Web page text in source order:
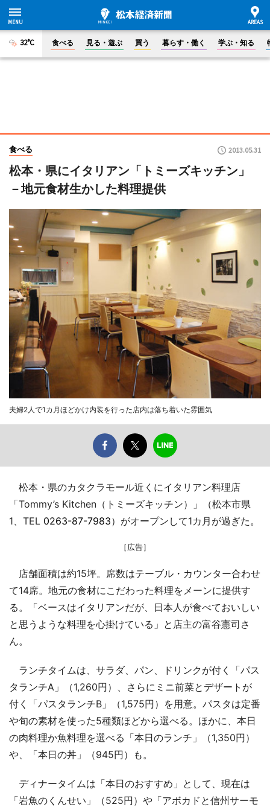
32°C 食べる 見る・遊ぶ 買う 暮らす・働く 学ぶ・知る
食べる 2013.05.31
松本・県にイタリアン「トミーズキッチン」
－地元食材生かした料理提供
夫婦2人で1カ月ほどかけ内装を行った店内は落ち着いた雰囲気
松本・県のカタクラモール近くにイタリアン料理店
「Tommy’s Kitchen（トミーズキッチン）」（松本市県
1、TEL 0263-87-7983）がオープンして1カ月が過ぎた。
［広告］
店舗面積は約15坪。席数はテーブル・カウンター合わせ
て14席。地元の食材にこだわった料理をメーンに提供す
る。「ベースはイタリアンだが、日本人が食べておいしい
と思うような料理を心掛けている」と店主の富谷憲司さ
ん。
ランチタイムは、サラダ、パン、ドリンクが付く「パス
タランチA」（1,260円）、さらにミニ前菜とデザートが
付く「パスタランチB」（1,575円）を用意。パスタは定番
や旬の素材を使った5種類ほどから選べる。ほかに、本日
の肉料理か魚料理を選べる「本日のランチ」（1,350円）
や、「本日の丼」（945円）も。
ディナータイムは「本日のおすすめ」として、現在は
「岩魚のくんせい」（525円）や「アボカドと信州サーモ